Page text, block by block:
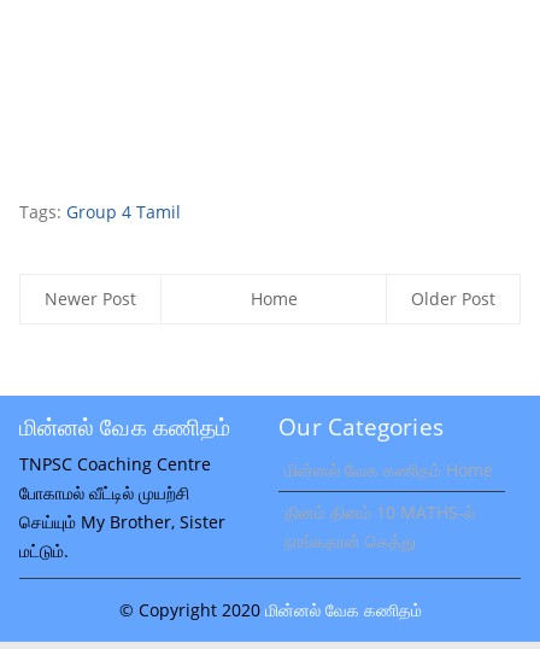
Tags: Group 4 Tamil
Newer Post Older Post
Home
மின்னல் வேக கணிதம்
TNPSC Coaching Centre
போகாமல் வீட்டில் முயற்சி
செய்யும் My Brother, Sister
மட்டும்.
Our Categories
மின்னல் வேக கணிதம் Home
தினம் தினம் 10 MATHS-ல்
நாங்கதான் கெத்து
© Copyright 2020 மின்னல் வேக கணிதம்